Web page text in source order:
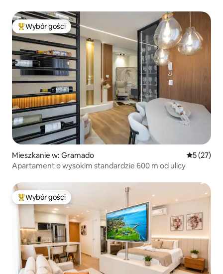
Najpopularniejsze z kategorii Wybór gości
Wybór gości
Mieszkanie w: Gramado Średnia
5 (27)
Apartament o wysokim standardzie 600 m od ulicy
Najpopularniejsze z kategorii Wybór gości
Wybór gości